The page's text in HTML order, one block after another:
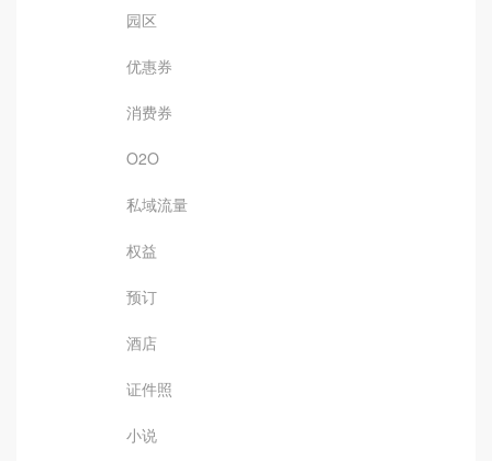
园区
优惠券
消费券
O2O
私域流量
权益
预订
酒店
证件照
小说